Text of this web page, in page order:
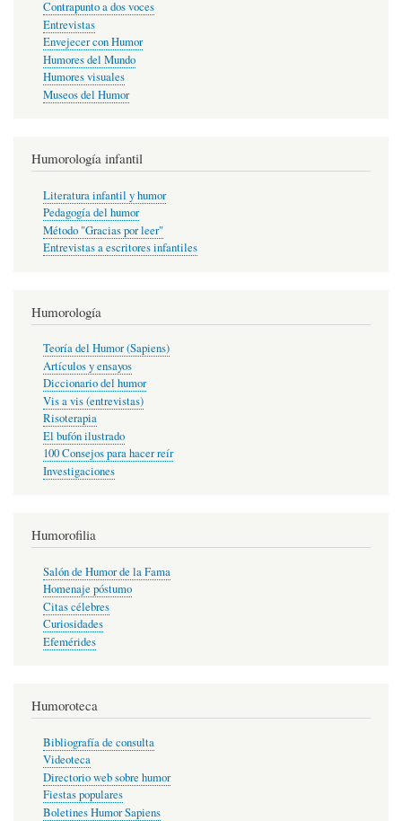
Contrapunto a dos voces
Entrevistas
Envejecer con Humor
Humores del Mundo
Humores visuales
Museos del Humor
Humorología infantil
Literatura infantil y humor
Pedagogía del humor
Método "Gracias por leer"
Entrevistas a escritores infantiles
Humorología
Teoría del Humor (Sapiens)
Artículos y ensayos
Diccionario del humor
Vis a vis (entrevistas)
Risoterapia
El bufón ilustrado
100 Consejos para hacer reír
Investigaciones
Humorofilia
Salón de Humor de la Fama
Homenaje póstumo
Citas célebres
Curiosidades
Efemérides
Humoroteca
Bibliografía de consulta
Videoteca
Directorio web sobre humor
Fiestas populares
Boletines Humor Sapiens